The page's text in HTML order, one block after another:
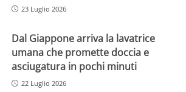
23 Luglio 2026
Dal Giappone arriva la lavatrice
umana che promette doccia e
asciugatura in pochi minuti
22 Luglio 2026